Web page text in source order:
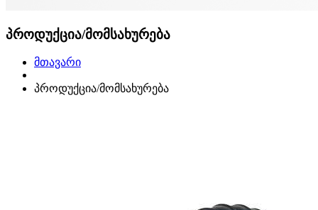
პროდუქცია/მომსახურება
მთავარი
პროდუქცია/მომსახურება